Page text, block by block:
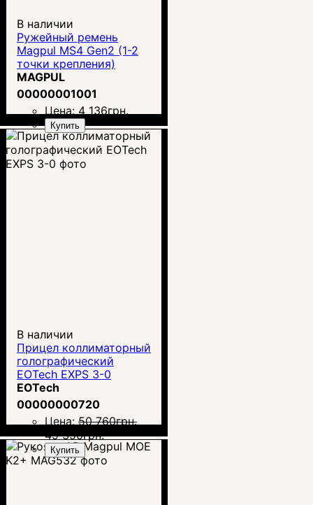
В наличии
Ружейный ремень
Magpul MS4 Gen2 (1-2
точки крепления)
MAGPUL
00000001001
Цена: 4 136грн.
Купить
В наличии
Прицел коллиматорный
голографический
EOTech EXPS 3-0
EOTech
00000000720
Цена: 50 760грн.
49 350грн.
Купить